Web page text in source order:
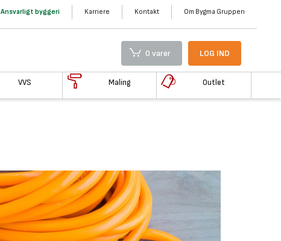
Ansvarligt byggeri Karriere Kontakt Om Bygma Gruppen
0 varer LOG IND
VVS Maling Outlet